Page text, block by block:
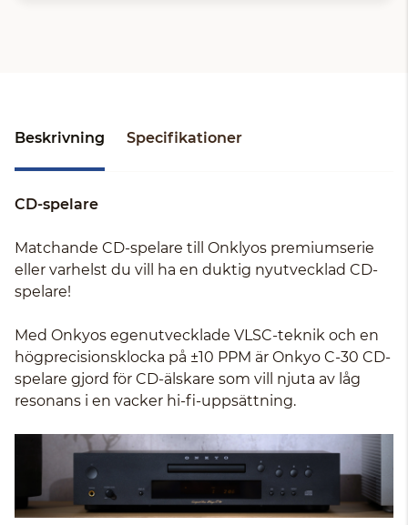
Beskrivning Specifikationer
CD-spelare
Matchande CD-spelare till Onklyos premiumserie
eller varhelst du vill ha en duktig nyutvecklad CD-
spelare!
Med Onkyos egenutvecklade VLSC-teknik och en
högprecisionsklocka på ±10 PPM är Onkyo C-30 CD-
spelare gjord för CD-älskare som vill njuta av låg
resonans i en vacker hi-fi-uppsättning.